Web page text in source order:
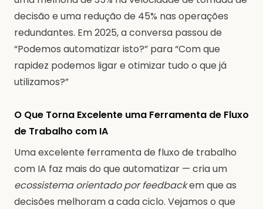
decisão e uma redução de 45% nas operações
redundantes. Em 2025, a conversa passou de
“Podemos automatizar isto?” para “Com que
rapidez podemos ligar e otimizar tudo o que já
utilizamos?”
O Que Torna Excelente uma Ferramenta de Fluxo
de Trabalho com IA
Uma excelente ferramenta de fluxo de trabalho
com IA faz mais do que automatizar — cria um
ecossistema orientado por feedbackem que as
decisões melhoram a cada ciclo. Vejamos o que